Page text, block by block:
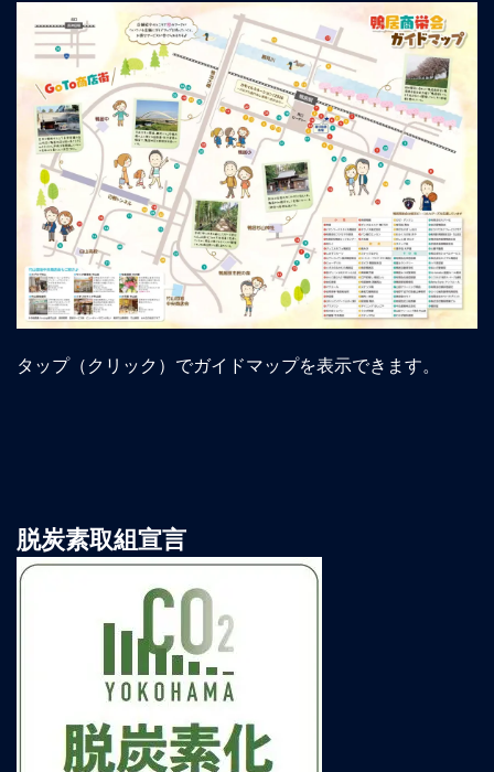
タップ（クリック）でガイドマップを表示できます。
脱炭素取組宣言